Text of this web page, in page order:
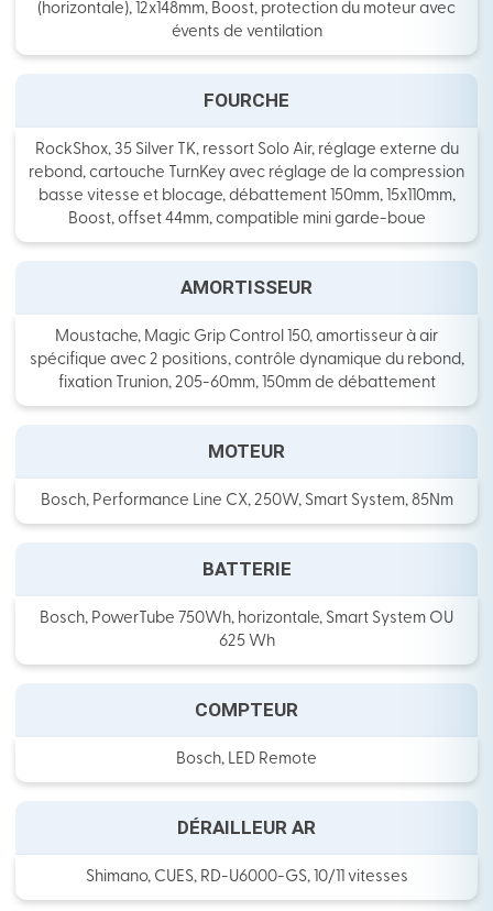
(horizontale), 12x148mm, Boost, protection du moteur avec
évents de ventilation
FOURCHE
RockShox, 35 Silver TK, ressort Solo Air, réglage externe du
rebond, cartouche TurnKey avec réglage de la compression
basse vitesse et blocage, débattement 150mm, 15x110mm,
Boost, offset 44mm, compatible mini garde-boue
AMORTISSEUR
Moustache, Magic Grip Control 150, amortisseur à air
spécifique avec 2 positions, contrôle dynamique du rebond,
fixation Trunion, 205-60mm, 150mm de débattement
MOTEUR
Bosch, Performance Line CX, 250W, Smart System, 85Nm
BATTERIE
Bosch, PowerTube 750Wh, horizontale, Smart System OU
625 Wh
COMPTEUR
Bosch, LED Remote
DÉRAILLEUR AR
Shimano, CUES, RD-U6000-GS, 10/11 vitesses